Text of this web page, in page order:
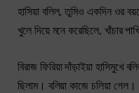
হাসিয়া বলিল, তুমিও একদিন ওর
খুলে দিয়ে মনে করেছিলে, খাঁচার
বিরাজ ফিরিয়া দাঁড়াইয়া
ছিলাম। বলিয়া কাজে চলিয়া গেল।